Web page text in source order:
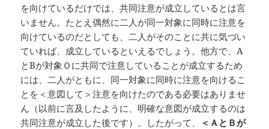
を向けているだけでは、共同注意が成立しているとは言
いません。たとえ偶然に二人が同一対象に同時に注意を
向けているのだとしても、二人がそのことに共に気づい
ていれば、成立しているといえるでしょう。他方で、A
とBが対象Ｏに共同で注意していることが成立するため
には、二人がともに、同一対象に同時に注意を向けるこ
とを＜意図して＞注意を向けたのである必要はありませ
ん（以前に言及したように、明確な意図が成立するのは
共同注意が成立した後です）。したがって、
＜ＡとＢが